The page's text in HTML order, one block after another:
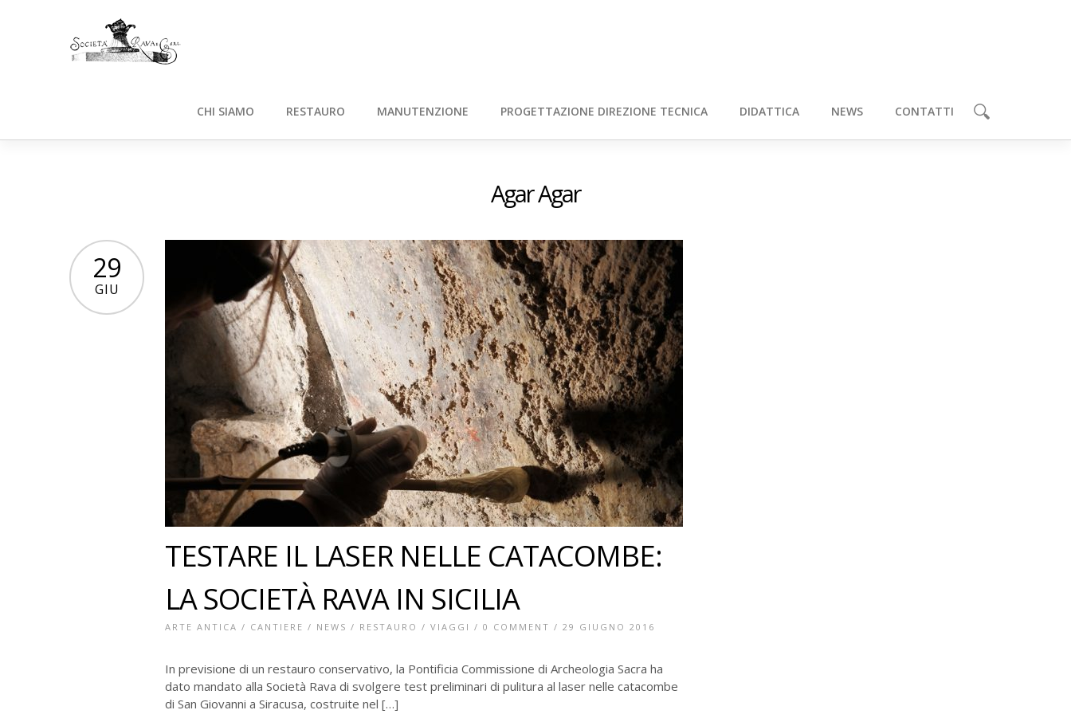
CHI SIAMO RESTAURO MANUTENZIONE PROGETTAZIONE DIREZIONE TECNICA DIDATTICA NEWS CONTATTI
Agar Agar
29
GIU
TESTARE IL LASER NELLE CATACOMBE:
LA SOCIETÀ RAVA IN SICILIA
ARTE ANTICA / CANTIERE / NEWS / RESTAURO / VIAGGI / 0 COMMENT / 29 GIUGNO 2016
In previsione di un restauro conservativo, la Pontificia Commissione di Archeologia Sacra ha
dato mandato alla Società Rava di svolgere test preliminari di pulitura al laser nelle catacombe
di San Giovanni a Siracusa, costruite nel […]